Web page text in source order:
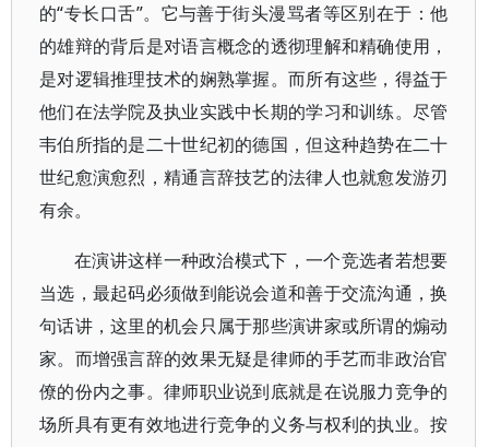
的“专长口舌”。它与善于街头漫骂者等区别在于：他
的雄辩的背后是对语言概念的透彻理解和精确使用，
是对逻辑推理技术的娴熟掌握。而所有这些，得益于
他们在法学院及执业实践中长期的学习和训练。尽管
韦伯所指的是二十世纪初的德国，但这种趋势在二十
世纪愈演愈烈，精通言辞技艺的法律人也就愈发游刃
有余。
在演讲这样一种政治模式下，一个竞选者若想要
当选，最起码必须做到能说会道和善于交流沟通，换
句话讲，这里的机会只属于那些演讲家或所谓的煽动
家。而增强言辞的效果无疑是律师的手艺而非政治官
僚的份内之事。律师职业说到底就是在说服力竞争的
场所具有更有效地进行竞争的义务与权利的执业。按